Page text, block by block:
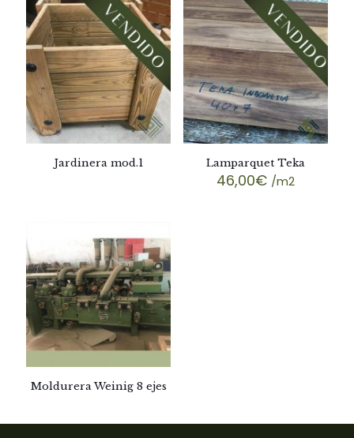
Jardinera mod.1 Lamparquet Teka
46,00€ /m2
Moldurera Weinig 8 ejes